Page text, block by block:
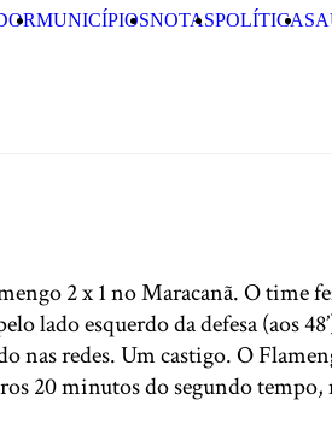
MUNICÍPIOSNOTASPOLÍTICA
2 x 1 no Maracanã. O time
lado esquerdo da defesa (aos
nas redes. Um castigo. O
20 minutos do segundo